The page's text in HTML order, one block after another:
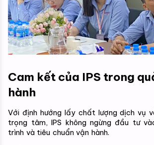
Cam kết của IPS trong
hành
Với định hướng lấy chất lượng dịch vụ
trọng tâm, IPS không ngừng đầu tư
trình và tiêu chuẩn vận hành.